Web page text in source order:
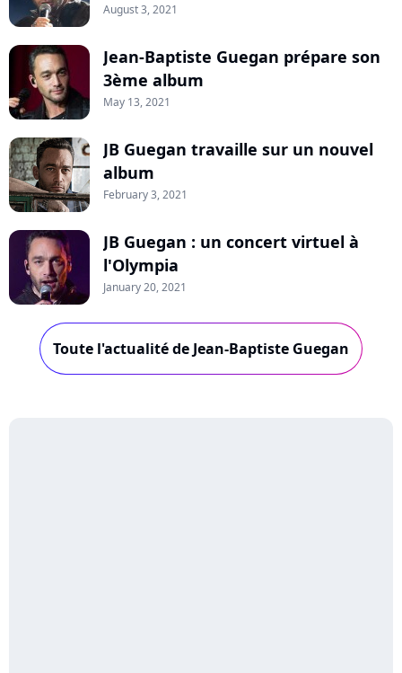
August 3, 2021
Jean-Baptiste Guegan prépare son
3ème album
May 13, 2021
JB Guegan travaille sur un nouvel
album
February 3, 2021
JB Guegan : un concert virtuel à
l'Olympia
January 20, 2021
Toute l'actualité de Jean-Baptiste Guegan